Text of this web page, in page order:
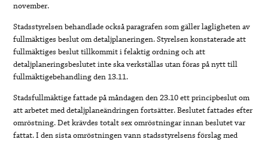
november.
Stadsstyrelsen behandlade också paragrafen som gäller lagligheten av
fullmäktiges beslut om detaljplaneringen. Styrelsen konstaterade att
fullmäktiges beslut tillkommit i felaktig ordning och att
detaljplaneringsbeslutet inte ska verkställas utan föras på nytt till
fullmäktigebehandling den 13.11.
Stadsfullmäktige fattade på måndagen den 23.10 ett principbeslut om
att arbetet med detaljplaneändringen fortsätter. Beslutet fattades efter
omröstning. Det krävdes totalt sex omröstningar innan beslutet var
fattat. I den sista omröstningen vann stadsstyrelsens förslag med